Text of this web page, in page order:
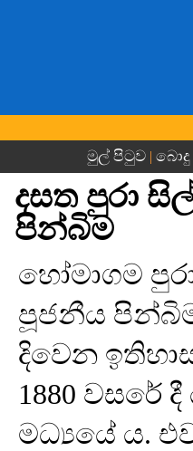
මුල් පිටුව | බොදු
දසත පුරා
පින්බිම
හෝමාගම
පූජනීය
දිවෙන
1880 වසරේ
මධ්‍යයේ ය.